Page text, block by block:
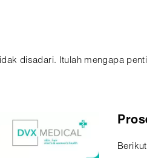
disadari. Itulah mengapa